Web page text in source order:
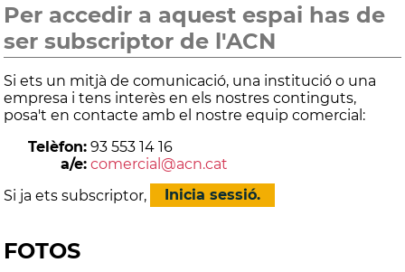
Per accedir a aquest espai has de
ser subscriptor de l'ACN
Si ets un mitjà de comunicació, una institució o una
empresa i tens interès en els nostres continguts,
posa't en contacte amb el nostre equip comercial:
Telèfon: 93 553 14 16
a/e: comercial@acn.cat
Si ja ets subscriptor,
Inicia sessió.
FOTOS